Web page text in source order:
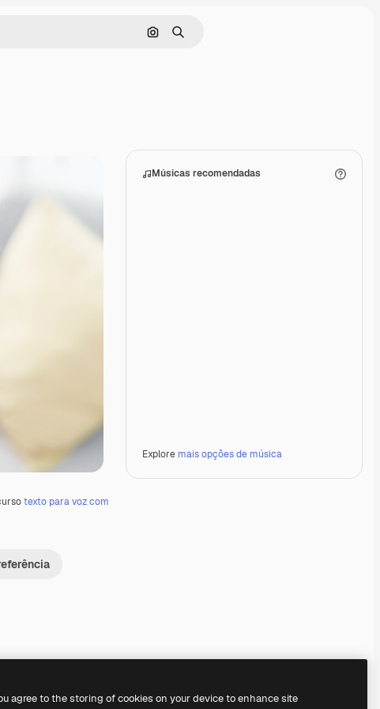
Pesquisar por imagem
Buscar
texto para voz com
Músicas recomendadas
Explore mais opções de música
Premium
Premium Premium
Premium
agree to the storing of cookies on your device to enhance site